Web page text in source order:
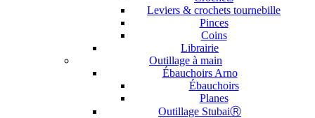
Leviers & crochets tournebille
Pinces
Coins
Librairie
Outillage à main
Ébauchoirs Arno
Ébauchoirs
Planes
Outillage StubaiⓇ